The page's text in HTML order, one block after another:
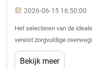
2026-06-15 16:50:00
Het selecteren van de
vereist zorgvuldige
invloed zijn op zowel de
uw traditionele gebouw. De
Bekijk meer